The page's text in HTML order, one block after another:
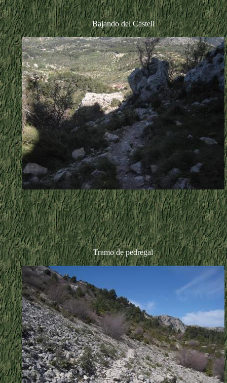
Bajando del Castell
Tramo de pedregal